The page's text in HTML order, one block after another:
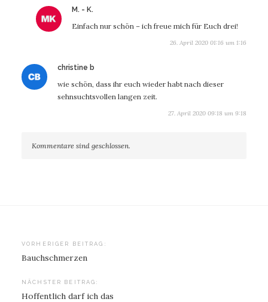
M. - K.
Einfach nur schön – ich freue mich für Euch drei!
26. April 2020 01:16 um 1:16
christine b
wie schön, dass ihr euch wieder habt nach dieser
sehnsuchtsvollen langen zeit.
27. April 2020 09:18 um 9:18
Kommentare sind geschlossen.
Beitragsnavigation
VORHERIGER BEITRAG:
Bauchschmerzen
NÄCHSTER BEITRAG:
Hoffentlich darf ich das